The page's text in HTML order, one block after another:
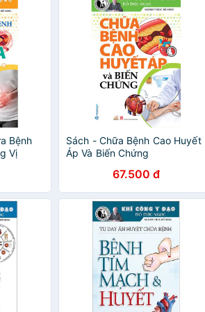
Bệnh
Vị
Sách - Chữa Bệnh Cao Huyết
Áp Và Biến Chứng
67.500 đ